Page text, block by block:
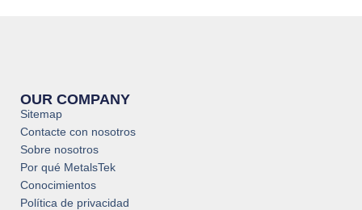
OUR COMPANY
Sitemap
Contacte con nosotros
Sobre nosotros
Por qué MetalsTek
Conocimientos
Política de privacidad